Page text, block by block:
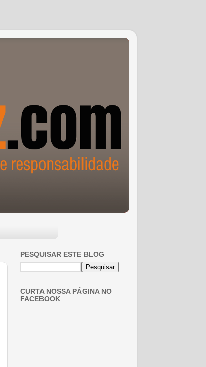
PESQUISAR ESTE BLOG
CURTA NOSSA PÁGINA NO
FACEBOOK